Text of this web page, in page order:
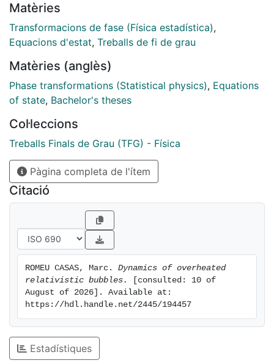
overcooled and overheated bubbles
Matèries
Transformacions de fase (Física estadística),
Equacions d'estat, Treballs de fi de grau
Matèries (anglès)
Phase transformations (Statistical physics), Equations
of state, Bachelor's theses
Col·leccions
Treballs Finals de Grau (TFG) - Física
Pàgina completa de l'ítem
Citació
ROMEU CASAS, Marc. Dynamics of overheated
relativistic bubbles.
[consulted: 10 of
August of 2026]. Available at:
https://hdl.handle.net/2445/194457
Estadístiques